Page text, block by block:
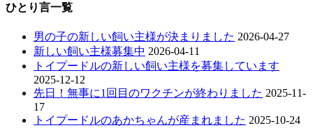
ひとり言一覧
男の子の新しい飼い主様が決まりました 2026-04-27
新しい飼い主様募集中 2026-04-11
トイプードルの新しい飼い主様を募集しています
2025-12-12
先日！無事に1回目のワクチンが終わりました 2025-11-
17
トイプードルのあかちゃんが産まれました 2025-10-24